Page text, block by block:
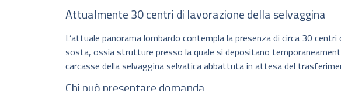
Attualmente 30 centri di lavorazione della selvaggina
L’attuale panorama lombardo contempla la presenza di circa 30
sosta, ossia strutture presso la quale si depositano
carcasse della selvaggina selvatica abbattuta in attesa del